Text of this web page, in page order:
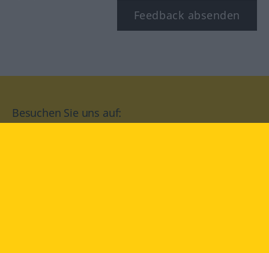
Feedback absenden
Besuchen Sie uns auf: